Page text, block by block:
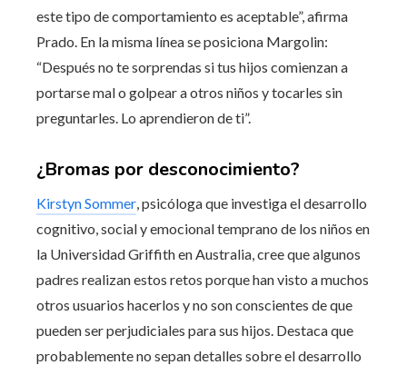
este tipo de comportamiento es aceptable”, afirma
Prado. En la misma línea se posiciona Margolin:
“Después no te sorprendas si tus hijos comienzan a
portarse mal o golpear a otros niños y tocarles sin
preguntarles. Lo aprendieron de ti”.
¿Bromas por desconocimiento?
Kirstyn Sommer , psicóloga que investiga el desarrollo
cognitivo, social y emocional temprano de los niños en
la Universidad Griffith en Australia, cree que algunos
padres realizan estos retos porque han visto a muchos
otros usuarios hacerlos y no son conscientes de que
pueden ser perjudiciales para sus hijos. Destaca que
probablemente no sepan detalles sobre el desarrollo